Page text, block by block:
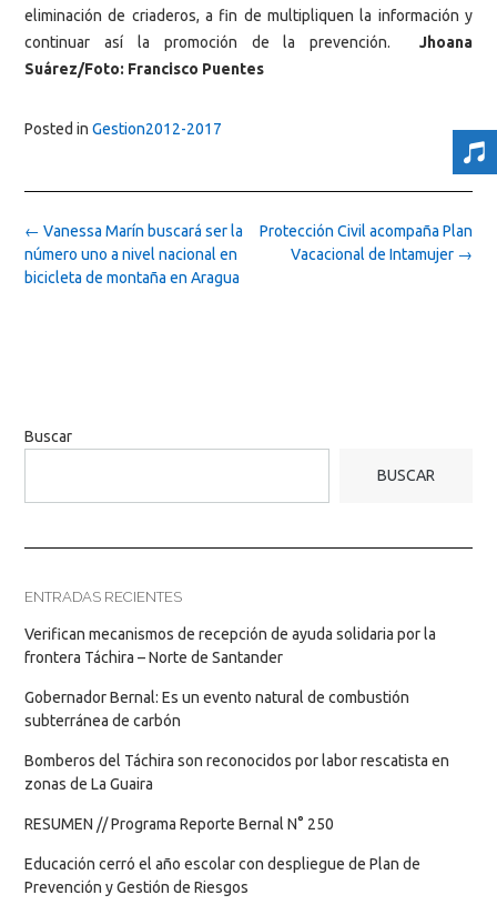
eliminación de criaderos, a fin de multipliquen la información y
continuar así la promoción de la prevención. Jhoana
Suárez/Foto: Francisco Puentes
Posted in Gestion2012-2017
Post
navigation
Protección Civil acompaña Plan
Vacacional de Intamujer →
← Vanessa Marín buscará ser la
número uno a nivel nacional en
bicicleta de montaña en Aragua
Buscar
BUSCAR
ENTRADAS RECIENTES
Verifican mecanismos de recepción de ayuda solidaria por la
frontera Táchira – Norte de Santander
Gobernador Bernal: Es un evento natural de combustión
subterránea de carbón
Bomberos del Táchira son reconocidos por labor rescatista en
zonas de La Guaira
RESUMEN // Programa Reporte Bernal N° 250
Educación cerró el año escolar con despliegue de Plan de
Prevención y Gestión de Riesgos